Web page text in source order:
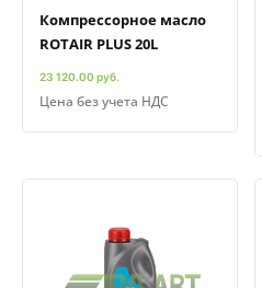
Компрессорное масло
ROTAIR PLUS 20L
23 120.00 руб.
Цена без учета НДС